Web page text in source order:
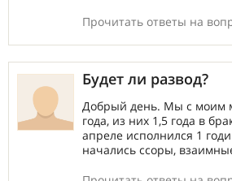
Прочитать ответы на
Будет ли развод?
Добрый день. Мы с моим
года, из них 1,5 года в
апреле исполнился 1
начались ссоры,